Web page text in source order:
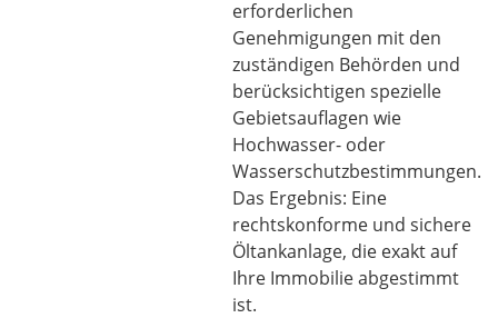
erforderlichen
Genehmigungen mit den
zuständigen Behörden und
berücksichtigen spezielle
Gebietsauflagen wie
Hochwasser- oder
Wasserschutzbestimmungen.
Das Ergebnis: Eine
rechtskonforme und sichere
Öltankanlage, die exakt auf
Ihre Immobilie abgestimmt
ist.